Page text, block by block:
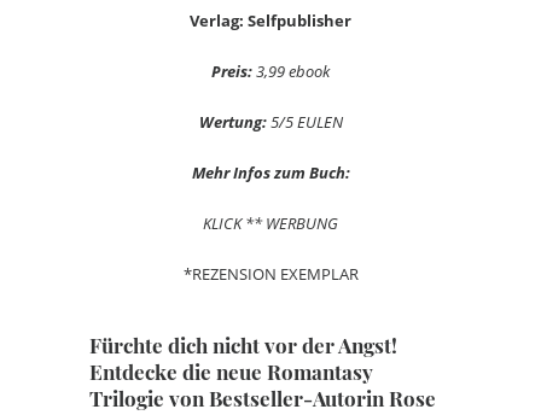
Verlag: Selfpublisher
Preis:3,99 ebook
Wertung:5/5 EULEN
Mehr Infos zum Buch:
KLICK ** WERBUNG
*REZENSION EXEMPLAR
Fürchte dich nicht vor der Angst!
Entdecke die neue Romantasy
Trilogie von Bestseller-Autorin Rose